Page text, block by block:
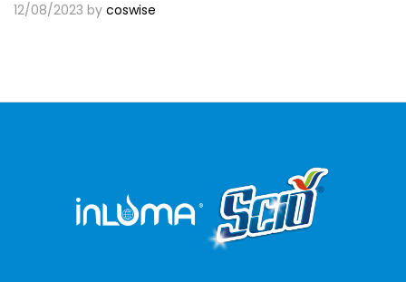
12/08/2023 by coswise